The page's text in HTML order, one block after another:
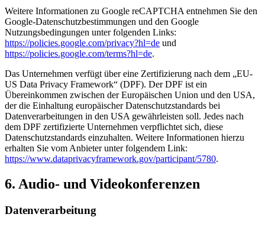
Weitere Informationen zu Google reCAPTCHA entnehmen Sie den
Google-Datenschutzbestimmungen und den Google
Nutzungsbedingungen unter folgenden Links:
https://policies.google.com/privacy?hl=de und
https://policies.google.com/terms?hl=de.
Das Unternehmen verfügt über eine Zertifizierung nach dem „EU-
US Data Privacy Framework“ (DPF). Der DPF ist ein
Übereinkommen zwischen der Europäischen Union und den USA,
der die Einhaltung europäischer Datenschutzstandards bei
Datenverarbeitungen in den USA gewährleisten soll. Jedes nach
dem DPF zertifizierte Unternehmen verpflichtet sich, diese
Datenschutzstandards einzuhalten. Weitere Informationen hierzu
erhalten Sie vom Anbieter unter folgendem Link:
https://www.dataprivacyframework.gov/participant/5780.
6. Audio- und Videokonferenzen
Datenverarbeitung